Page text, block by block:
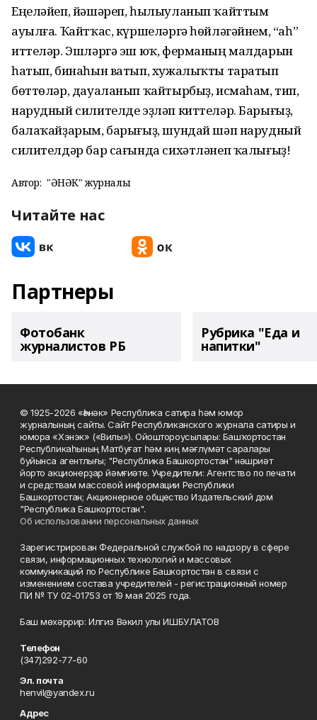
Еңеләйеп, йәшәреп, һылыуланып ҡайттым
ауылға. Ҡайтҡас, күршеләргә һөйләгәйнем, “аһ”
иттеләр. Эшләргә эш юҡ, ферманың малдарын
һатып, бинаһын ватып, хужалыҡты таратып
бөттөләр, дауаланып ҡайтырбыҙ, исмаһам, тип,
нарудный силителде эҙләп киттеләр. Барығыҙ,
балаҡайҙарым, барығыҙ, шундай шәп нарудный
силителдәр бар сағында сихәтләнеп ҡалығыҙ!
Автор: "ҺӘНӘК" журналы
Читайте нас
Партнеры
Фотобанк
журналистов РБ
Рубрика "Еда и
напитки"
© 1925-2026 «Һәнәк» Республика сатира һәм юмор
журналының сайты. Сайт Республиканского журнала сатиры и
юмора «Хэнэк» («Вилы»). Ойоштороусылары: Башҡортостан
Республикаһының Матбуғат һәм киң мәғлүмәт саралары
буйынса агентлығы; "Республика Башкортостан" нәшриәт
йорто акционерҙар йәмғиәте. Учредители: Агентство по печати
и средствам массовой информации Республики
Башкортостан; Акционерное общество Издательский дом
"Республика Башкортостан".
Об использовании персональных данных
Зарегистрирован Федеральной службой по надзору в сфере
связи, информационных технологий и массовых
коммуникаций по Республике Башкортостан в связи с
изменением состава учредителей - регистрационный номер
ПИ № ТУ 02-01753 от 19 мая 2025 года.
Баш мөхәррир: Илгиз Вәкил улы ИШБУЛАТОВ
Телефон
(347)292-77-60
Эл. почта
henvil@yandex.ru
Адрес